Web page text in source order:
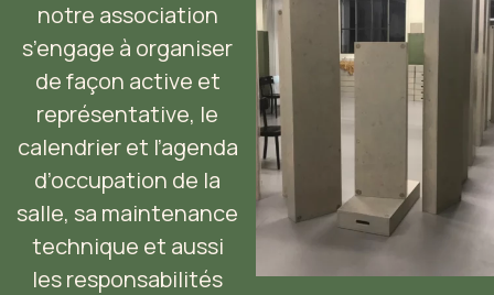
notre association
s’engage à organiser
de façon active et
représentative, le
calendrier et l’agenda
d’occupation de la
salle, sa maintenance
technique et aussi
les responsabilités